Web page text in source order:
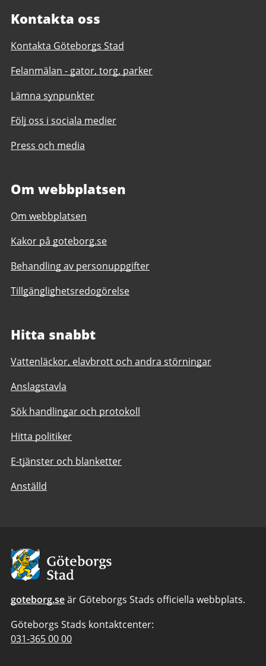
Kontakta oss
Kontakta Göteborgs Stad
Felanmälan - gator, torg, parker
Lämna synpunkter
Följ oss i sociala medier
Press och media
Om webbplatsen
Om webbplatsen
Kakor på goteborg.se
Behandling av personuppgifter
Tillgänglighetsredogörelse
Hitta snabbt
Vattenläckor, elavbrott och andra störningar
Anslagstavla
Sök handlingar och protokoll
Hitta politiker
E-tjänster och blanketter
Anställd
Avsändare:
Göteborgs
Stad
goteborg.seär Göteborgs Stads officiella webbplats.
Göteborgs Stads kontaktcenter:
Telefonnummer
031-365 00 00